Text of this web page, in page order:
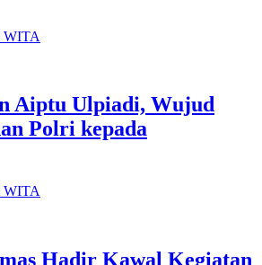
WITA
Aiptu Ulpiadi, Wujud
Polri kepada
WITA
Hadir Kawal Kegiatan